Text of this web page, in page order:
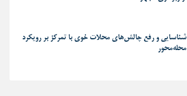
شناسایی و رفع چالش‌های محلات خوی با تمرکز بر رویکرد
محله‌محور